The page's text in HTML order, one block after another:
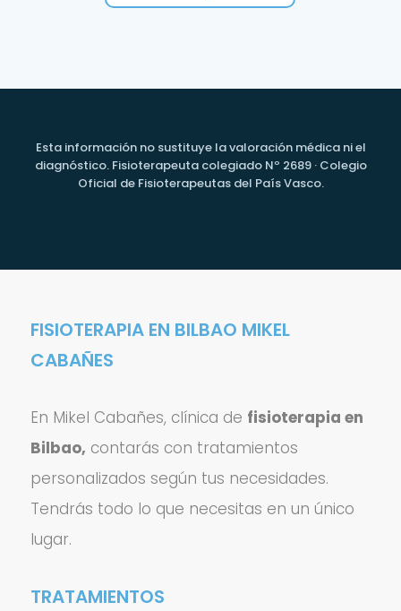
Esta información no sustituye la valoración médica ni el
diagnóstico. Fisioterapeuta colegiado Nº 2689 · Colegio
Oficial de Fisioterapeutas del País Vasco.
FISIOTERAPIA EN BILBAO MIKEL
CABAÑES
En Mikel Cabañes, clínica de fisioterapia en
Bilbao, contarás con tratamientos
personalizados según tus necesidades.
Tendrás todo lo que necesitas en un único
lugar.
TRATAMIENTOS